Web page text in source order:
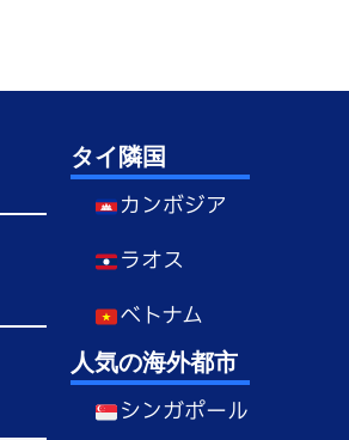
タイ隣国
カンボジア
ラオス
ベトナム
人気の海外都市
シンガポール